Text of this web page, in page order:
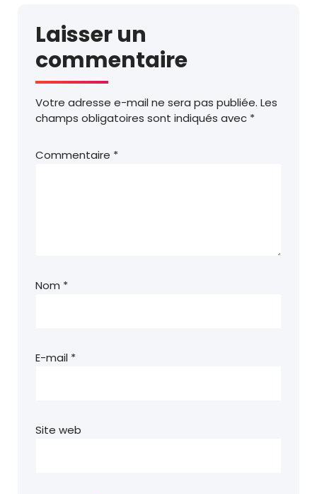
Laisser un
commentaire
Votre adresse e-mail ne sera pas publiée. Les
champs obligatoires sont indiqués avec *
Commentaire *
Nom *
E-mail *
Site web